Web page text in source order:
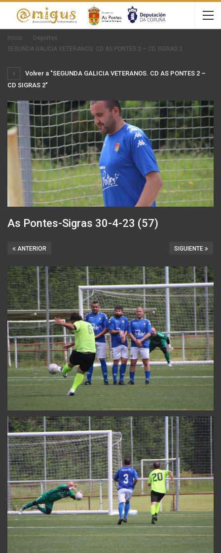
Inicio
Deportes
SEGUNDA GALICIA VETERANOS. CD AS PONTES 2 – CD SIGRAS 2
Volver a "SEGUNDA GALICIA VETERANOS. CD AS PONTES 2 –
CD SIGRAS 2"
As Pontes-Sigras 30-4-23 (57)
SIGUIENTE
ANTERIOR